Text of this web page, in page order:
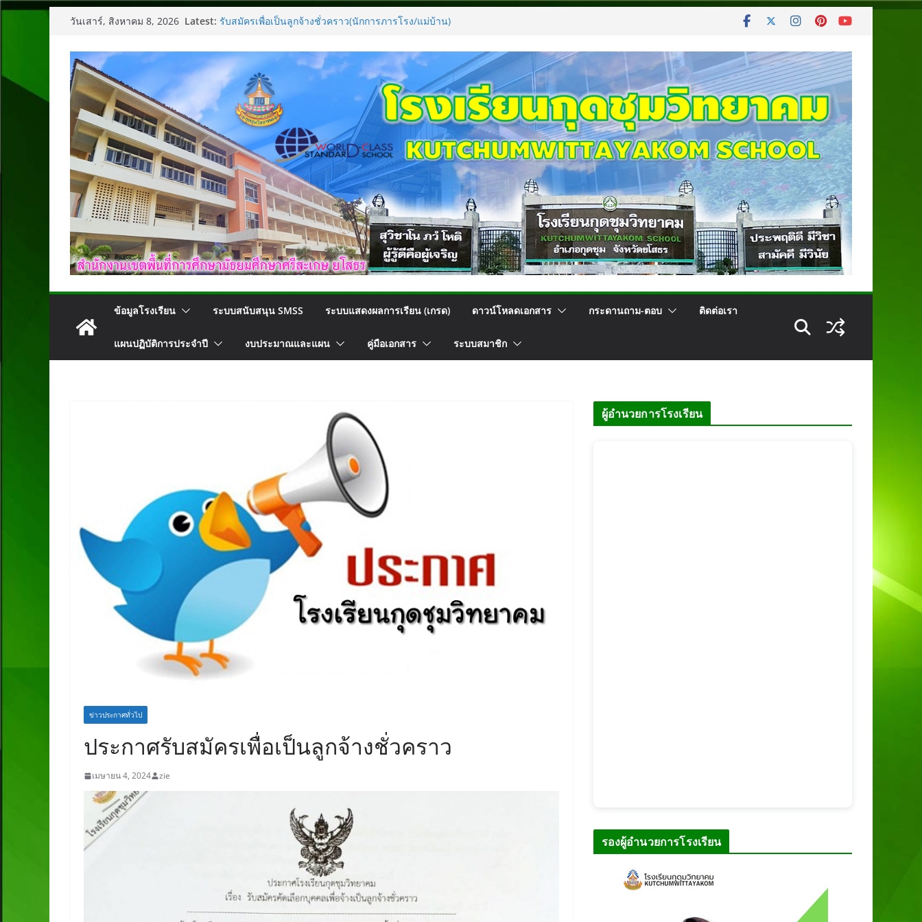
Skip
content
วันเสาร์, สิงหาคม 8, 2026 Latest: รับสมัครเพื่อเป็นลูกจ้างชั่วคราว(นักการภารโรง/แม่บ้าน)
ประกาศรับสมัครเพื่อเป็นลูกจ้างชั่วคราว
ประกาศรับสมัครคัดเลือกบุคคลเพื่อจ้างเป็นลูกจ้างชั่วคราว
รับสมัครคัดเลือกบุคคลเพื่อจ้างเป็นลูกจ้างชั่วคราว
ข้อมูลโรงเรียน ระบบสนับสนุน SMSS ระบบแสดงผลการเรียน (เกรด) ดาวน์โหลดเอกสาร กระดานถาม-ตอบ ติดต่อเรา
แผนปฏิบัติการประจำปี งบประมาณและแผน คู่มือเอกสาร ระบบสมาชิก
ข่าวประกาศทั่วไป
ประกาศรับสมัครเพื่อเป็นลูกจ้างชั่วคราว
เมษายน 4, 2024 zie
ผู้อำนวยการโรงเรียน
รองผู้อำนวยการโรงเรียน